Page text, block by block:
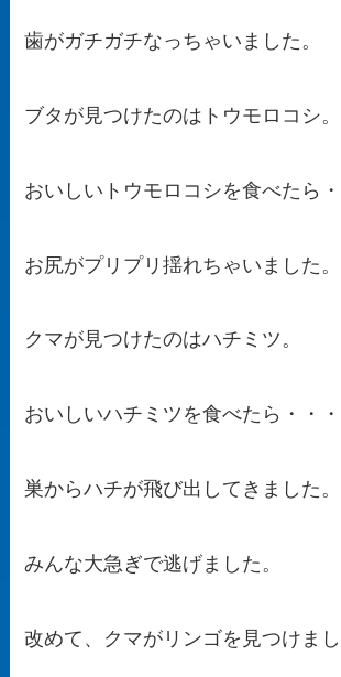
歯がガチガチなっちゃいました。
ブタが見つけたのはトウモロコシ。
おいしいトウモロコシを食べたら・
お尻がプリプリ揺れちゃいました。
クマが見つけたのはハチミツ。
おいしいハチミツを食べたら・・・
巣からハチが飛び出してきました。
みんな大急ぎで逃げました。
改めて、クマがリンゴを見つけまし